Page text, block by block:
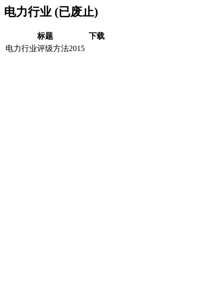
电力行业 (已废止)
标题
下载
电力行业评级方法2015